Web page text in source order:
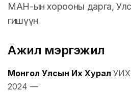
МАН-ын хорооны дарга,
гишүүн
Ажил мэргэжил
Монгол Улсын Их Хурал
2024 —